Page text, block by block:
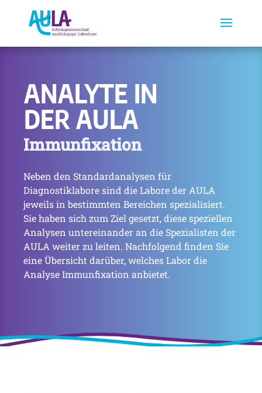
ANALYTE IN
DER AULA
Immunfixation
Neben den Standardanalysen für
Diagnostiklabore sind die Labore der AULA
jeweils in bestimmten Bereichen spezialisiert.
Sie haben sich zum Ziel gesetzt, diese speziellen
Analysen untereinander an die Spezialisten der
AULA weiter zu leiten. Nachfolgend finden Sie
eine Übersicht darüber, welches Labor die
Analyse Immunfixation anbietet.